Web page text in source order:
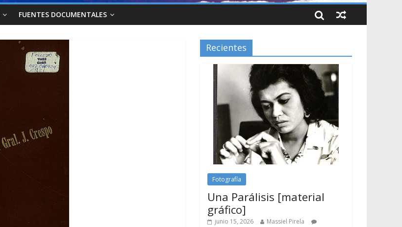
FUENTES DOCUMENTALES
Recientes
Fotografía
Una Parálisis [material
gráfico]
junio 15, 2026
Massiel Pirela